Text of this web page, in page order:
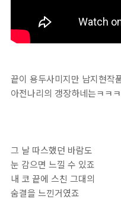
끝이 용두사미지만 남지현작
아전나리의 갱장하네는ㅋㅋㅋ
그 날 따스했던 바람도
눈 감으면 느낄 수 있죠
내 코 끝에 스친 그대의
숨결을 느낀거였죠